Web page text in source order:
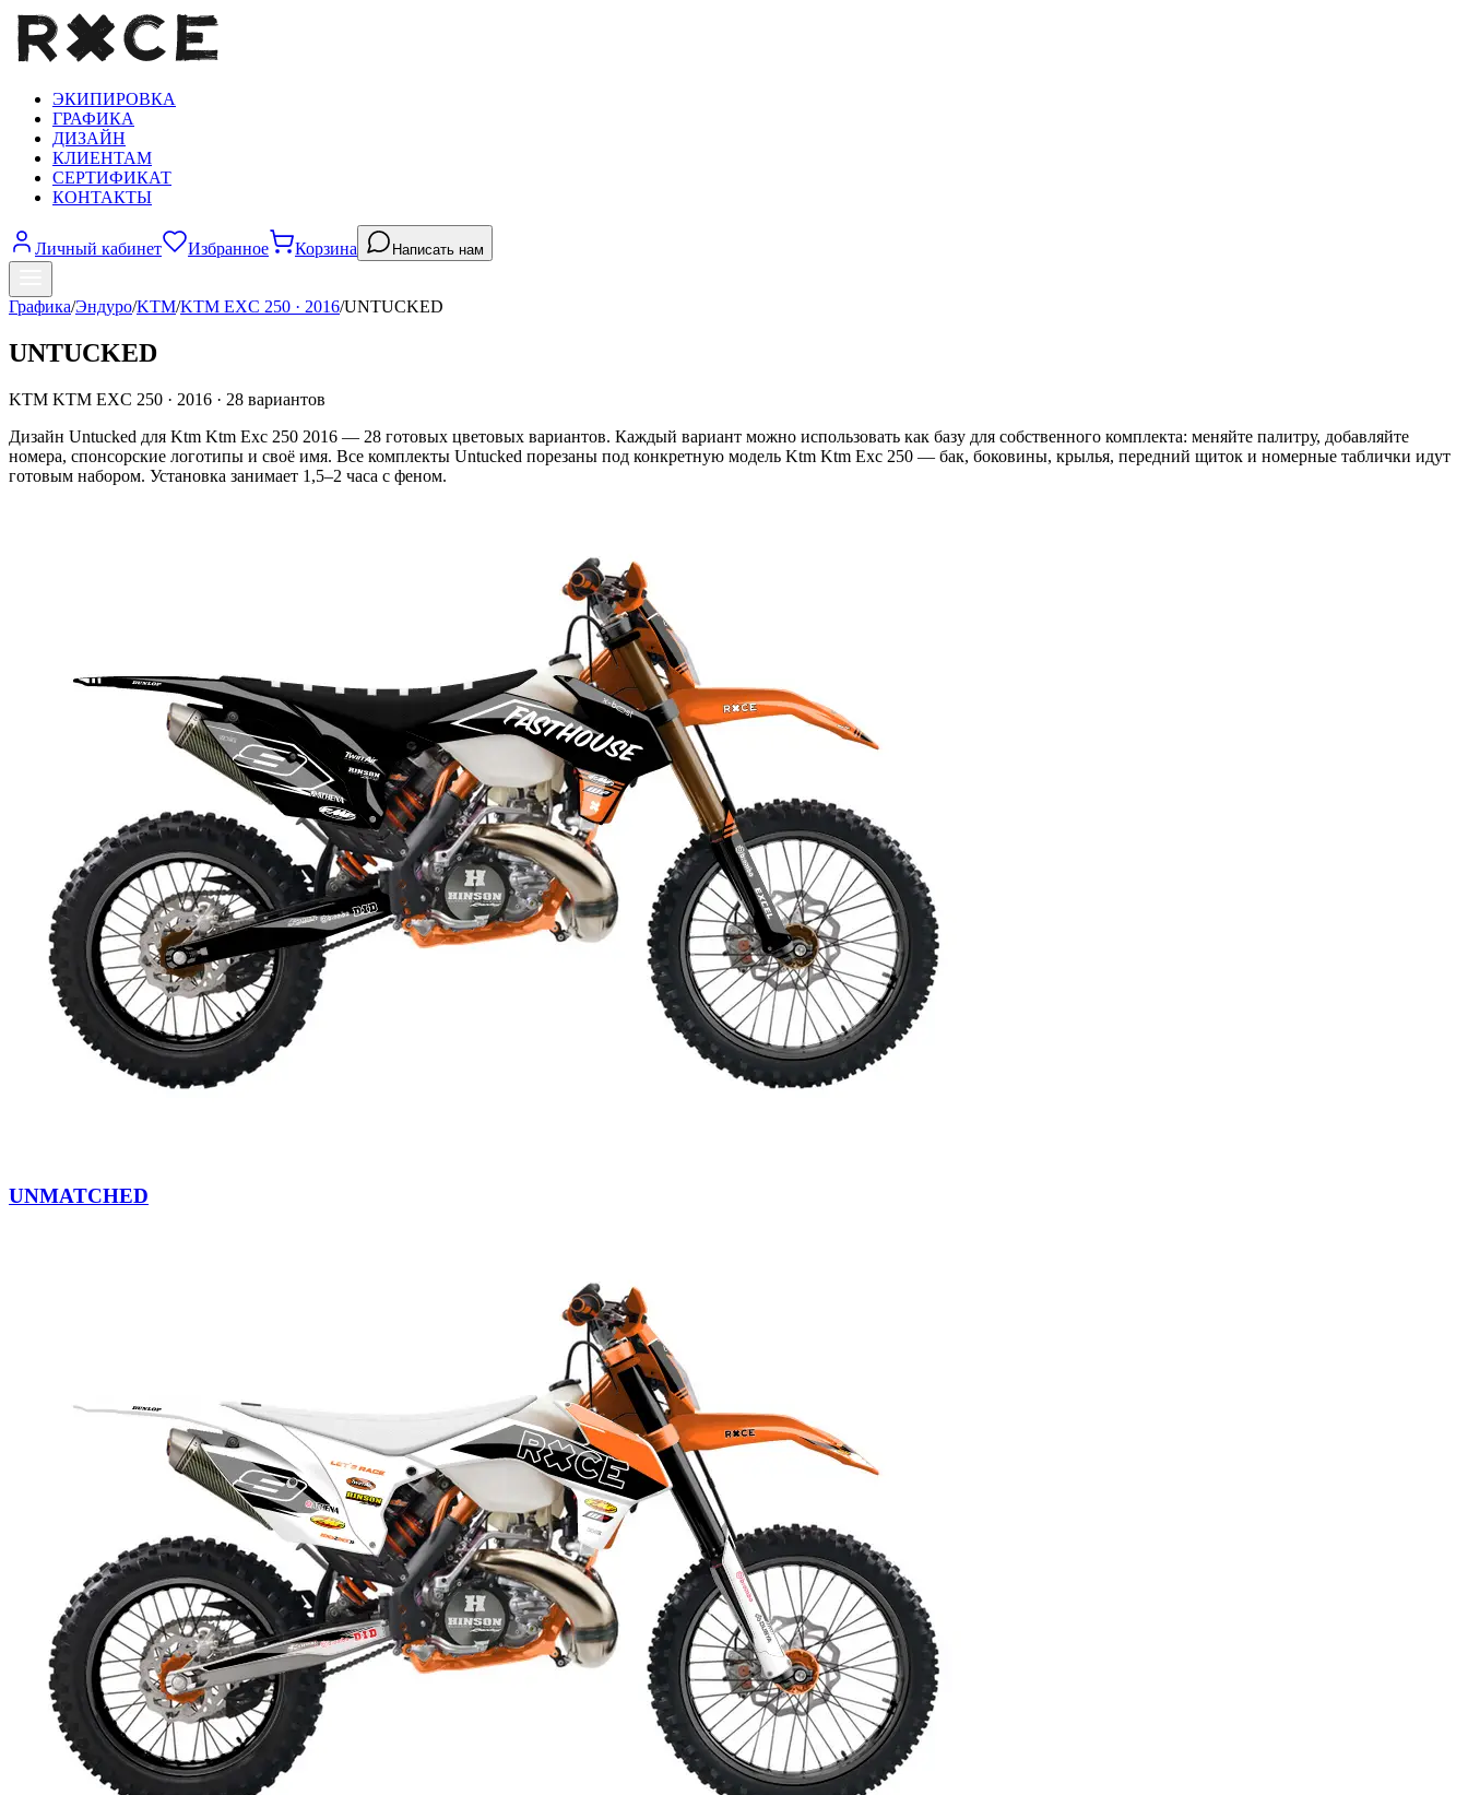
ЭКИПИРОВКА
ГРАФИКА
ДИЗАЙН
КЛИЕНТАМ
СЕРТИФИКАТ
КОНТАКТЫ
Личный кабинет Избранное Корзина Написать нам
Графика/Эндуро/KTM/KTM EXC 250 · 2016/UNTUCKED
UNTUCKED
KTM KTM EXC 250 · 2016 · 28 вариантов
Дизайн Untucked для Ktm Ktm Exc 250 2016 — 28 готовых цветовых вариантов. Каждый вариант можно использовать как базу для собственного комплекта: меняйте палитру, добавляйте
номера, спонсорские логотипы и своё имя. Все комплекты Untucked порезаны под конкретную модель Ktm Ktm Exc 250 — бак, боковины, крылья, передний щиток и номерные таблички идут
готовым набором. Установка занимает 1,5–2 часа с феном.
UNMATCHED